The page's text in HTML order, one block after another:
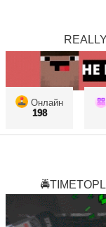
Онлайн
198